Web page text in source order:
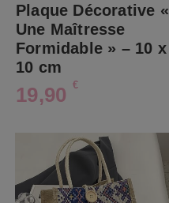
Plaque Décorative «
Une Maîtresse
Formidable » – 10 x
10 cm
19,90 €